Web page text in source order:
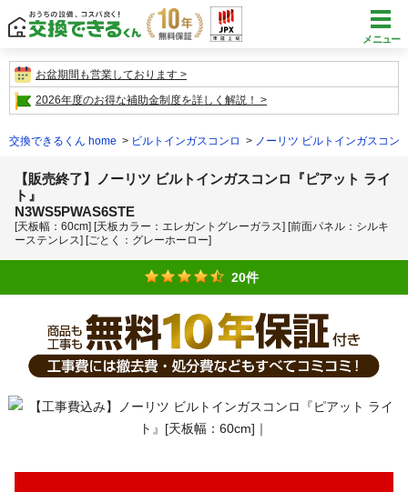
メニュー
お盆期間も営業しております
2026年度のお得な補助金制度を詳しく解説！
交換できるくん home ビルトインガスコンロ ノーリツ ビルトインガスコン
【販売終了】ノーリツ ビルトインガスコンロ『ピアット ライ
ト』
N3WS5PWAS6STE
[天板幅：60cm] [天板カラー：エレガントグレーガラス] [前面パネル：シルキ
ーステンレス] [ごとく：グレーホーロー]
20件